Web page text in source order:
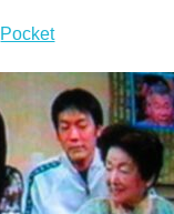
Pocket